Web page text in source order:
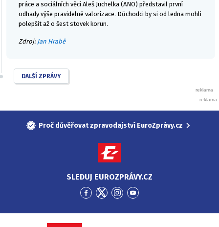
práce a sociálních věcí Aleš Juchelka (ANO) představil první
odhady výše pravidelné valorizace. Důchodci by si od ledna mohli
polepšit až o šest stovek korun.
Zdroj: Jan Hrabě
DALŠÍ ZPRÁVY
Proč důvěřovat zpravodajství EuroZprávy.cz
SLEDUJ EUROZPRÁVY.CZ
Přejít
Facebook
Přejít
Twitter
Přejít
Instagram
Přejít
YouTube